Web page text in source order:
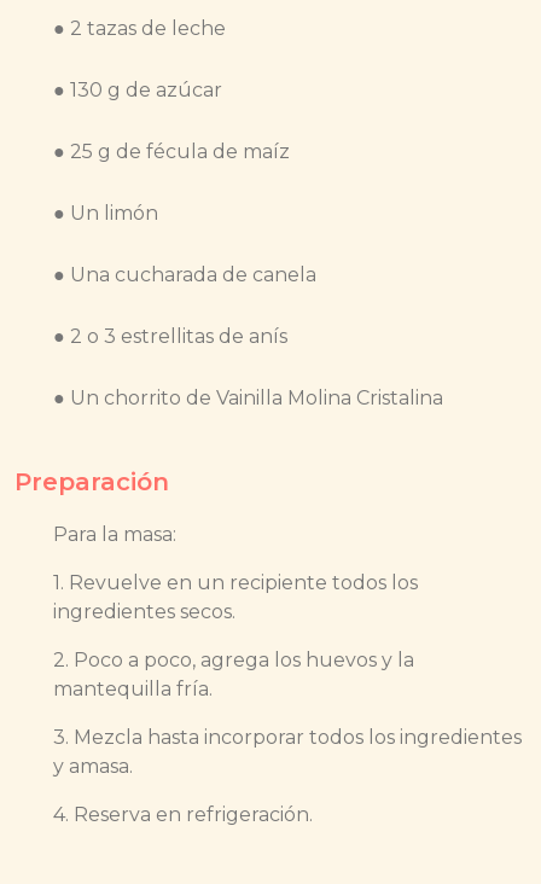
● 2 tazas de leche
● 130 g de azúcar
● 25 g de fécula de maíz
● Un limón
● Una cucharada de canela
● 2 o 3 estrellitas de anís
● Un chorrito de Vainilla Molina Cristalina
Preparación
Para la masa:
1. Revuelve en un recipiente todos los
ingredientes secos.
2. Poco a poco, agrega los huevos y la
mantequilla fría.
3. Mezcla hasta incorporar todos los ingredientes
y amasa.
4. Reserva en refrigeración.